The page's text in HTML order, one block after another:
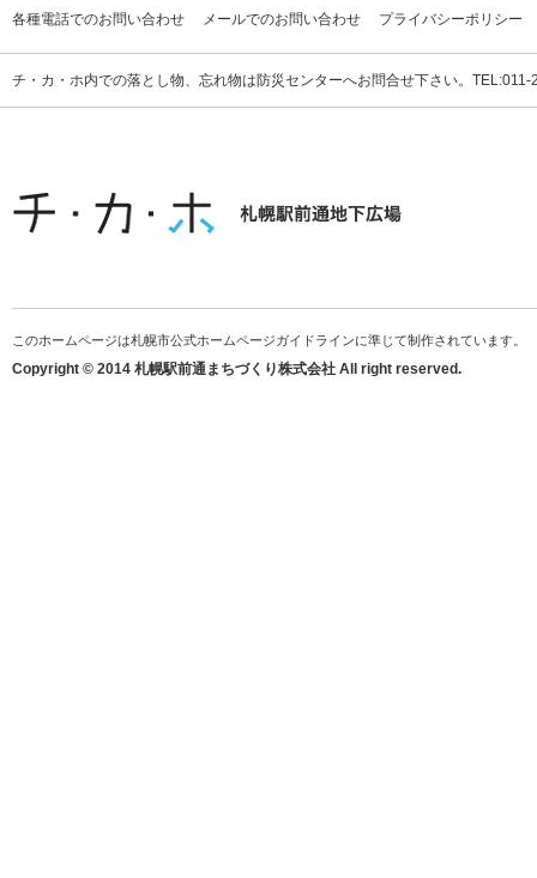
各種電話でのお問い合わせ
メールでのお問い合わせ プライバシーポリシー
チ・カ・ホ内での落とし物、忘れ物は防災センターへお問合せ下さい。
このホームページは札幌市公式ホームページガイドラインに準じて制作されています。
Copyright © 2014 札幌駅前通まちづくり株式会社 All right reserved.